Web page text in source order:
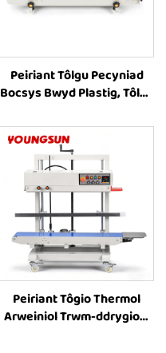
Peiriant Tôlgu Pecyniad
Bocsys Bwyd Plastig, Tôlgu
900C
Peiriant Tôgio Thermol
Arweiniol Trwm-ddrygioni